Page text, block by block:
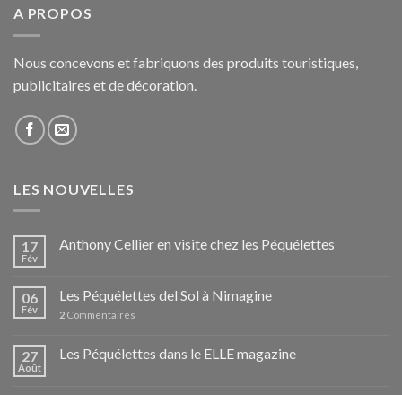
A PROPOS
Nous concevons et fabriquons des produits touristiques,
publicitaires et de décoration.
LES NOUVELLES
17
Fév
Anthony Cellier en visite chez les Péquélettes
06
Fév
Les Péquélettes del Sol à Nimagine
2 Commentaires
27
Août
Les Péquélettes dans le ELLE magazine